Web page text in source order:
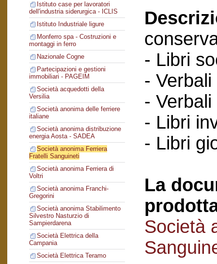
Istituto case per lavoratori
dell'industria siderurgica - ICLIS
Istituto Industriale ligure
Monferro spa - Costruzioni e
montaggi in ferro
Nazionale Cogne
Partecipazioni e gestioni
immobiliari - PAGEIM
Società acquedotti della
Versilia
Società anonima delle ferriere
italiane
Società anonima distribuzione
energia Aosta - SADEA
Società anonima Ferriera
Fratelli Sanguineti
Società anonima Ferriera di
Voltri
Società anonima Franchi-
Gregorini
Società anonima Stabilimento
Silvestro Nasturzio di
Sampierdarena
Società Elettrica della
Campania
Società Elettrica Teramo
- Libri
-
-
- Libri
- Libri
La
Società